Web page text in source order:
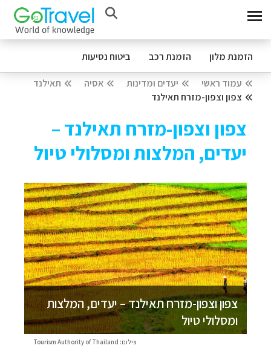
הזמנת מלון הזמנת רכב ביטוח נסיעות
עמוד ראשי יעדים ומדינות אסיה
תאילנד
צפון וצפון-מזרח תאילנד
צפון וצפון-מזרח תאילנד –
יעדים, המלצות ומסלולי טיול
צפון וצפון-מזרח תאילנד – יעדים, המלצות
ומסלולי טיול
צילום: Tourism Authority of Thailand